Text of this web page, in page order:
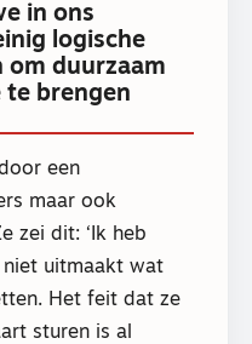
in ons
logische
om duurzaam
brengen
een
maar ook
zei dit: ‘Ik heb
uitmaakt wat
Het feit dat ze
sturen is al